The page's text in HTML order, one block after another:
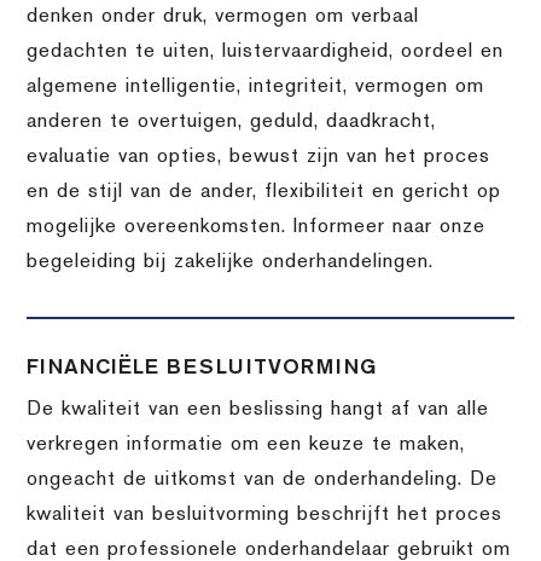
denken onder druk, vermogen om verbaal
gedachten te uiten, luistervaardigheid, oordeel en
algemene intelligentie, integriteit, vermogen om
anderen te overtuigen, geduld, daadkracht,
evaluatie van opties, bewust zijn van het proces
en de stijl van de ander, flexibiliteit en gericht op
mogelijke overeenkomsten. Informeer naar onze
begeleiding bij zakelijke onderhandelingen.
FINANCIËLE BESLUITVORMING
De kwaliteit van een beslissing hangt af van alle
verkregen informatie om een keuze te maken,
ongeacht de uitkomst van de onderhandeling. De
kwaliteit van besluitvorming beschrijft het proces
dat een professionele onderhandelaar gebruikt om